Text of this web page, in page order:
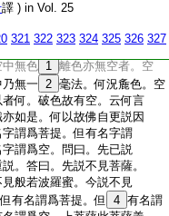
譯 ) in Vol. 25
321 322 323 324 325 326 327
乘馬疾則制之。遲則鞭之。如
性空。是中雖但説菩薩字空
中無色 1 離色亦無空者。空
乃無一 2 毫法。何況麁色。空
何。破色故有空。云何言
如是。何以故佛自更説因
謂爲菩提。但有名字謂
謂爲空。問曰。先已説
。答曰。先説不見菩薩。
般若波羅蜜。今説不見
有名謂爲菩提。但 4 有名謂